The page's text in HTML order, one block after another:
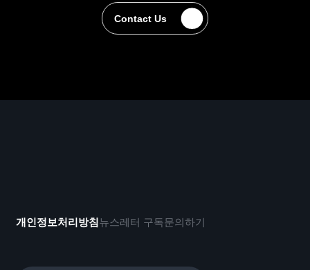
Contact Us
Contact Us
개인정보처리방침뉴스레터 구독문의하기